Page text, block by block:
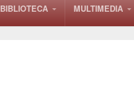
BIBLIOTECA MULTIMEDIA